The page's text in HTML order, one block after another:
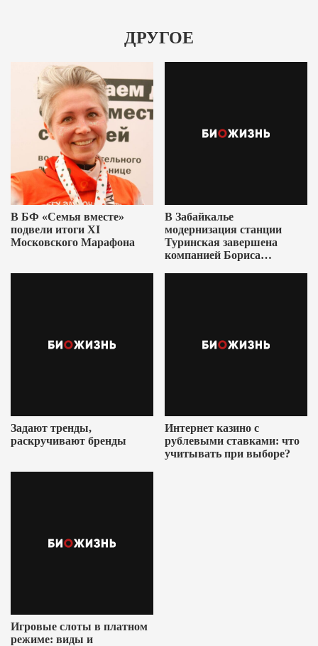
ДРУГОЕ
В БФ «Семья вместе»
подвели итоги XI
Московского Марафона
В Забайкалье
модернизация станции
Туринская завершена
компанией Бориса
Задают тренды,
раскручивают бренды
Интернет казино с
рублевыми ставками: что
учитывать при выборе?
Игровые слоты в платном
режиме: виды и